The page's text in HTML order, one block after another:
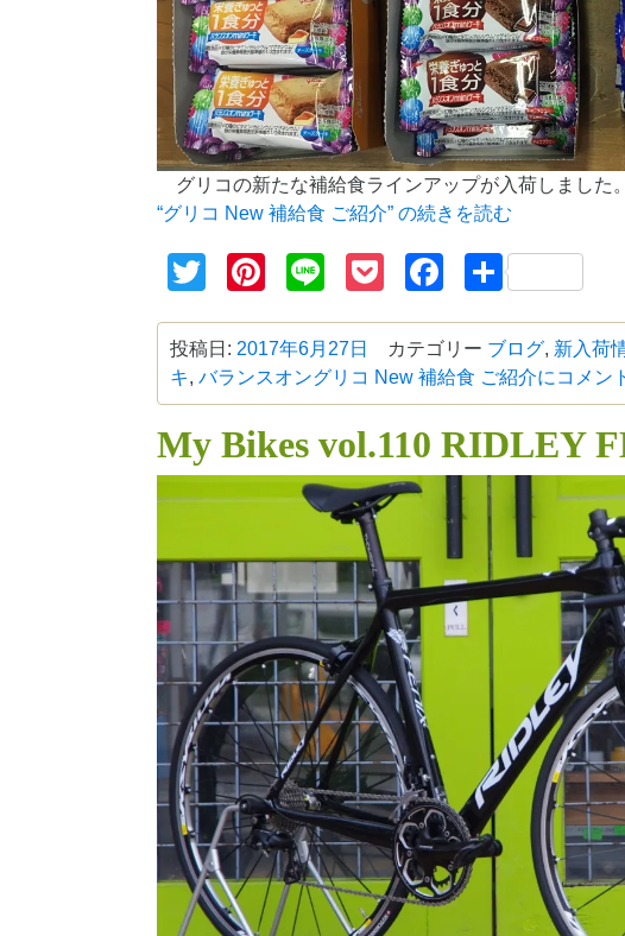
グリコの新たな補給食ラインアップが入荷しました。
“グリコ New 補給食 ご紹介” の続きを読む
TwitterPinterest
Line PocketFacebook
共
投稿日: 2017年6月27日 カテゴリー ブログ, 新入荷
キ, バランスオングリコ New 補給食 ご紹介に コメン
My Bikes vol.110 RIDLEY